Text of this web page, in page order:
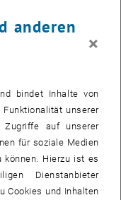
Login sichtbar.
LVA-Teams der TU
LVA ohne IKT ein
Konzept realisieren
auf eine
Aspekte davon
anderen
×
bindet Inhalte von
unserer
auf unserer
für soziale Medien
können. Hierzu ist es
Dienstanbieter
Cookies und Inhalten